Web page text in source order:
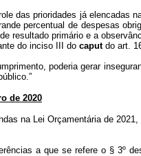
das prioridades já elencadas
percentual de despesas
primário e a
do inciso III do caput do art.
poderia gerar
de 2020
na Lei Orçamentária de
a que se refere o § 3º